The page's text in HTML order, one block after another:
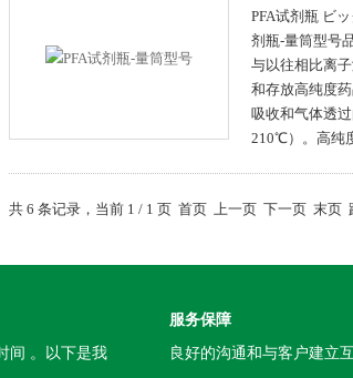
PFA试剂瓶 ビ
剂瓶-量筒型号
与以往相比离
和存放高纯度
吸收和气体透
210℃）。高纯
共 6 条记录，当前 1 / 1 页 首页 上一页 下一页 末页
间 。以下是我
服务保障
良好的沟通和与客户建立